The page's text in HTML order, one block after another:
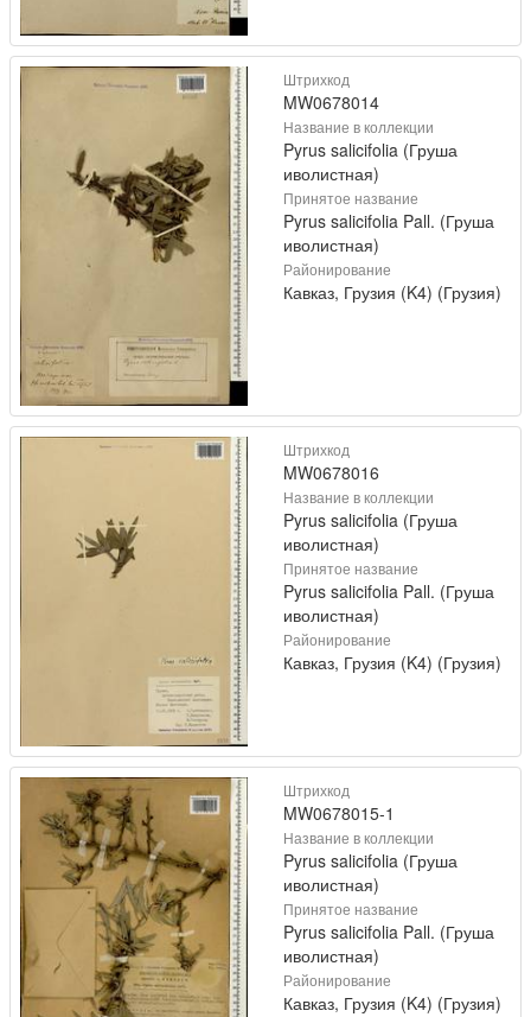
Штрихкод
MW0678014
Название в коллекции
Pyrus salicifolia (Груша
иволистная)
Принятое название
Pyrus salicifolia Pall. (Груша
иволистная)
Районирование
Кавказ, Грузия (K4) (Грузия)
Штрихкод
MW0678016
Название в коллекции
Pyrus salicifolia (Груша
иволистная)
Принятое название
Pyrus salicifolia Pall. (Груша
иволистная)
Районирование
Кавказ, Грузия (K4) (Грузия)
Штрихкод
MW0678015-1
Название в коллекции
Pyrus salicifolia (Груша
иволистная)
Принятое название
Pyrus salicifolia Pall. (Груша
иволистная)
Районирование
Кавказ, Грузия (K4) (Грузия)